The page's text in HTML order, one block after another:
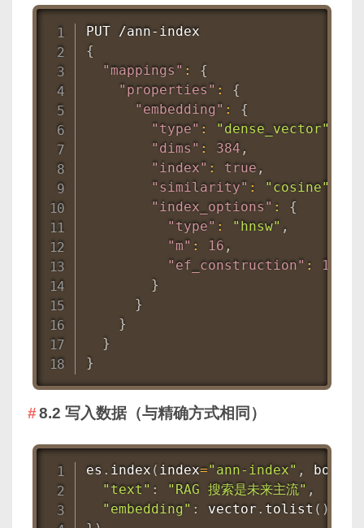
{
"mappings" :
{
"properties" :
{
"embedding" :
{
"type" : "dense_vector"
"dims" : 384 ,
"index" : true ,
"similarity" : "cosine"
"index_options" :
{
"type" : "hnsw" ,
"m" : 16 ,
"ef_construction" :
128
}
}
}
}
}
8.2 写入数据（与精确方式相同）
es . index ( index="ann-index" , body
"text" : "RAG 搜索是未来主流" ,
"embedding" : vector . tolist ( )